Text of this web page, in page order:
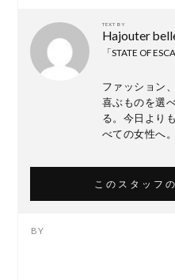
TEXT BY
Hajouter
「STATE OF
ファッション
喜ぶものを選
る。今日より
べての女性へ。
このスタッフ